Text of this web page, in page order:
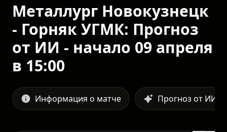
Металлург Новокузнецк
- Горняк УГМК: Прогноз
от ИИ - начало 09 апреля
в 15:00
Информация о матче Прогноз от ИИ